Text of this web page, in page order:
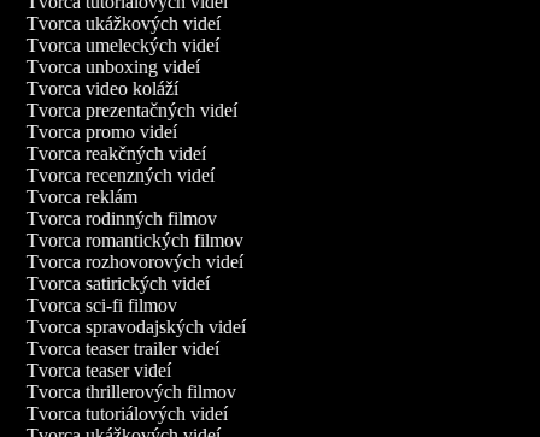
Tvorca ukážkových videí
Tvorca umeleckých videí
Tvorca unboxing videí
Tvorca video koláží
Tvorca prezentačných videí
Tvorca promo videí
Tvorca reakčných videí
Tvorca recenzných videí
Tvorca reklám
Tvorca rodinných filmov
Tvorca romantických filmov
Tvorca rozhovorových videí
Tvorca satirických videí
Tvorca sci-fi filmov
Tvorca spravodajských videí
Tvorca teaser trailer videí
Tvorca teaser videí
Tvorca thrillerových filmov
Tvorca tutoriálových videí